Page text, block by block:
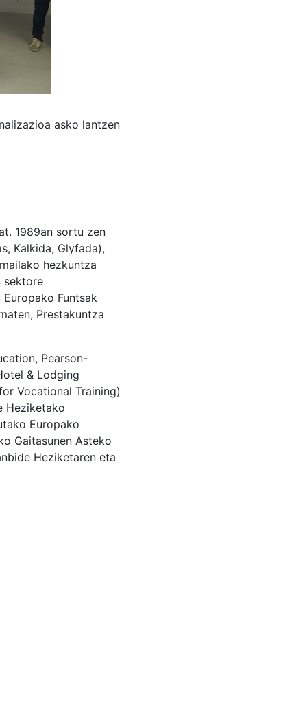
asko lantzen
1989an sortu zen
Kalkida, Glyfada),
hezkuntza
sektore
Funtsak
Prestakuntza
Pearson-
& Lodging
Vocational Training)
Heziketako
Europako
Gaitasunen Asteko
Heziketaren eta